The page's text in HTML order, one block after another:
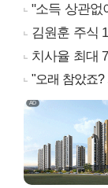
"소득 상관없
김원훈 주식
치사율 최대
"오래 참았죠?